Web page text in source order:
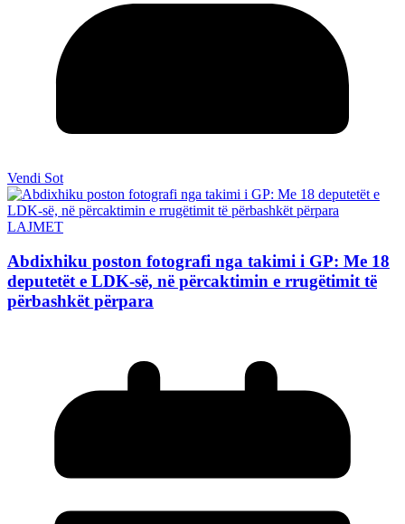
Vendi Sot
LAJMET
Abdixhiku poston fotografi nga takimi i GP: Me 18
deputetët e LDK-së, në përcaktimin e rrugëtimit të
përbashkët përpara